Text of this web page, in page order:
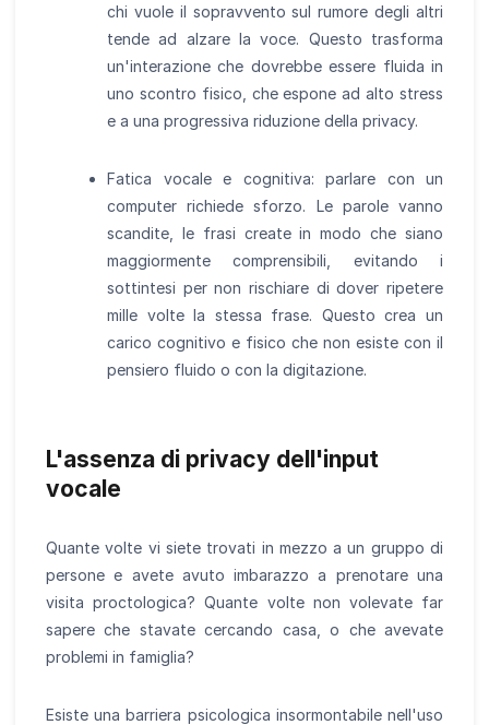
chi vuole il sopravvento sul rumore degli altri
tende ad alzare la voce. Questo trasforma
un'interazione che dovrebbe essere fluida in
uno scontro fisico, che espone ad alto stress
e a una progressiva riduzione della privacy.
Fatica vocale e cognitiva: parlare con un
computer richiede sforzo. Le parole vanno
scandite, le frasi create in modo che siano
maggiormente comprensibili, evitando i
sottintesi per non rischiare di dover ripetere
mille volte la stessa frase. Questo crea un
carico cognitivo e fisico che non esiste con il
pensiero fluido o con la digitazione.
L'assenza di privacy dell'input
vocale
Quante volte vi siete trovati in mezzo a un gruppo di
persone e avete avuto imbarazzo a prenotare una
visita proctologica? Quante volte non volevate far
sapere che stavate cercando casa, o che avevate
problemi in famiglia?
Esiste una barriera psicologica insormontabile nell'uso